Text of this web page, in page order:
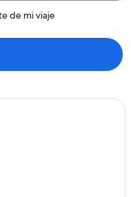
de mi viaje